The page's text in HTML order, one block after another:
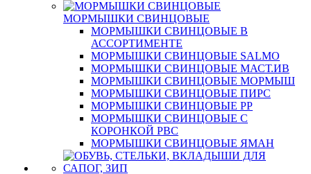
МОРМЫШКИ СВИНЦОВЫЕ
МОРМЫШКИ СВИНЦОВЫЕ В
АССОРТИМЕНТЕ
МОРМЫШКИ СВИНЦОВЫЕ SALMO
МОРМЫШКИ СВИНЦОВЫЕ МАСТ.ИВ
МОРМЫШКИ СВИНЦОВЫЕ МОРМЫШ
МОРМЫШКИ СВИНЦОВЫЕ ПИРС
МОРМЫШКИ СВИНЦОВЫЕ РР
МОРМЫШКИ СВИНЦОВЫЕ С
КОРОНКОЙ РВС
МОРМЫШКИ СВИНЦОВЫЕ ЯМАН